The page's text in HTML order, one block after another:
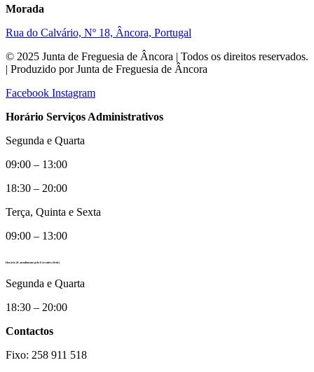
Morada
Rua do Calvário, Nº 18, Âncora, Portugal
© 2025 Junta de Freguesia de Âncora | Todos os direitos reservados.
| Produzido por Junta de Freguesia de Âncora
Facebook Instagram
Horário Serviços Administrativos
Segunda e Quarta
09:00 – 13:00
18:30 – 20:00
Terça, Quinta e Sexta
09:00 – 13:00
Horário de atendimento pelo Executivo (Sede)
Segunda e Quarta
18:30 – 20:00
Contactos
Fixo: 258 911 518